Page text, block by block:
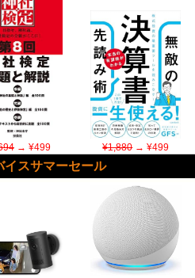
→ ¥499 ¥1,880→ ¥499
スサマーセール